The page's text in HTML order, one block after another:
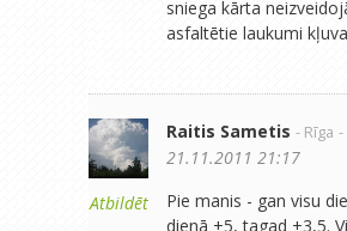
sniega kārta
asfaltētie laukumi
Atbildēt
Raitis Sametis - Rīga -
21.11.2011 21:17
Pie manis - gan visu
dienā +5, tagad +3,5.